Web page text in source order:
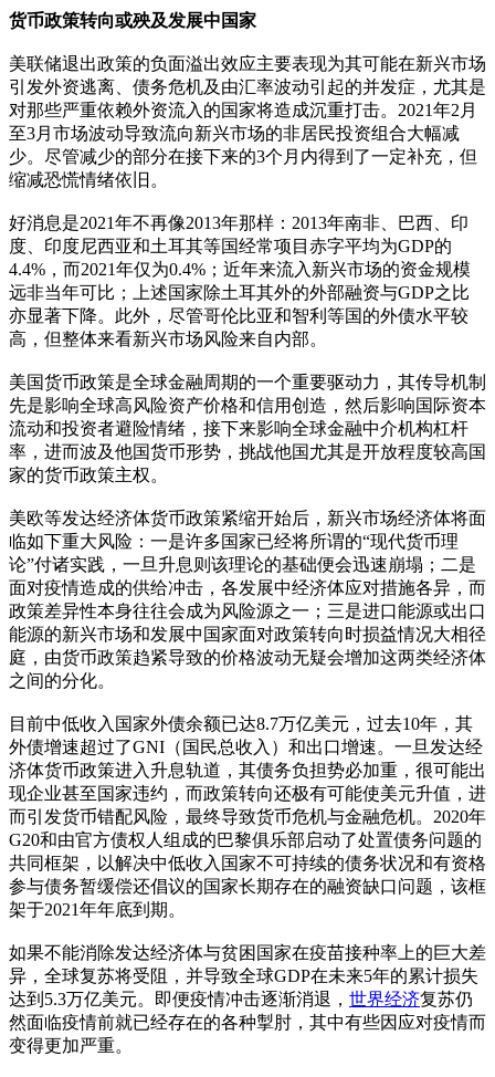
货币政策转向或殃及发展中国家
美联储退出政策的负面溢出效应主要表现为其可能在新兴市场
引发外资逃离、债务危机及由汇率波动引起的并发症，尤其是
对那些严重依赖外资流入的国家将造成沉重打击。2021年2月
至3月市场波动导致流向新兴市场的非居民投资组合大幅减
少。尽管减少的部分在接下来的3个月内得到了一定补充，但
缩减恐慌情绪依旧。
好消息是2021年不再像2013年那样：2013年南非、巴西、印
度、印度尼西亚和土耳其等国经常项目赤字平均为GDP的
4.4%，而2021年仅为0.4%；近年来流入新兴市场的资金规模
远非当年可比；上述国家除土耳其外的外部融资与GDP之比
亦显著下降。此外，尽管哥伦比亚和智利等国的外债水平较
高，但整体来看新兴市场风险来自内部。
美国货币政策是全球金融周期的一个重要驱动力，其传导机制
先是影响全球高风险资产价格和信用创造，然后影响国际资本
流动和投资者避险情绪，接下来影响全球金融中介机构杠杆
率，进而波及他国货币形势，挑战他国尤其是开放程度较高国
家的货币政策主权。
美欧等发达经济体货币政策紧缩开始后，新兴市场经济体将面
临如下重大风险：一是许多国家已经将所谓的“现代货币理
论”付诸实践，一旦升息则该理论的基础便会迅速崩塌；二是
面对疫情造成的供给冲击，各发展中经济体应对措施各异，而
政策差异性本身往往会成为风险源之一；三是进口能源或出口
能源的新兴市场和发展中国家面对政策转向时损益情况大相径
庭，由货币政策趋紧导致的价格波动无疑会增加这两类经济体
之间的分化。
目前中低收入国家外债余额已达8.7万亿美元，过去10年，其
外债增速超过了GNI（国民总收入）和出口增速。一旦发达经
济体货币政策进入升息轨道，其债务负担势必加重，很可能出
现企业甚至国家违约，而政策转向还极有可能使美元升值，进
而引发货币错配风险，最终导致货币危机与金融危机。2020年
G20和由官方债权人组成的巴黎俱乐部启动了处置债务问题的
共同框架，以解决中低收入国家不可持续的债务状况和有资格
参与债务暂缓偿还倡议的国家长期存在的融资缺口问题，该框
架于2021年年底到期。
如果不能消除发达经济体与贫困国家在疫苗接种率上的巨大差
异，全球复苏将受阻，并导致全球GDP在未来5年的累计损失
达到5.3万亿美元。即便疫情冲击逐渐消退， 世界经济复苏仍
然面临疫情前就已经存在的各种掣肘，其中有些因应对疫情而
变得更加严重。